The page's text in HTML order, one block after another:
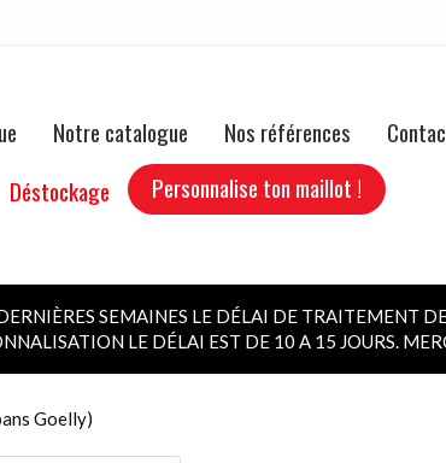
Notre catalogue Nos références
Déstockage Personnalise ton maillot !
SEMAINES LE DÉLAI DE TRAITEMENT
LE DÉLAI EST DE 10 A 15 JOURS.
Goelly)